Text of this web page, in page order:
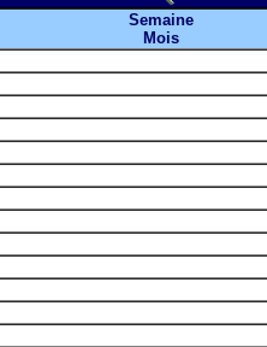
Semaine
Mois